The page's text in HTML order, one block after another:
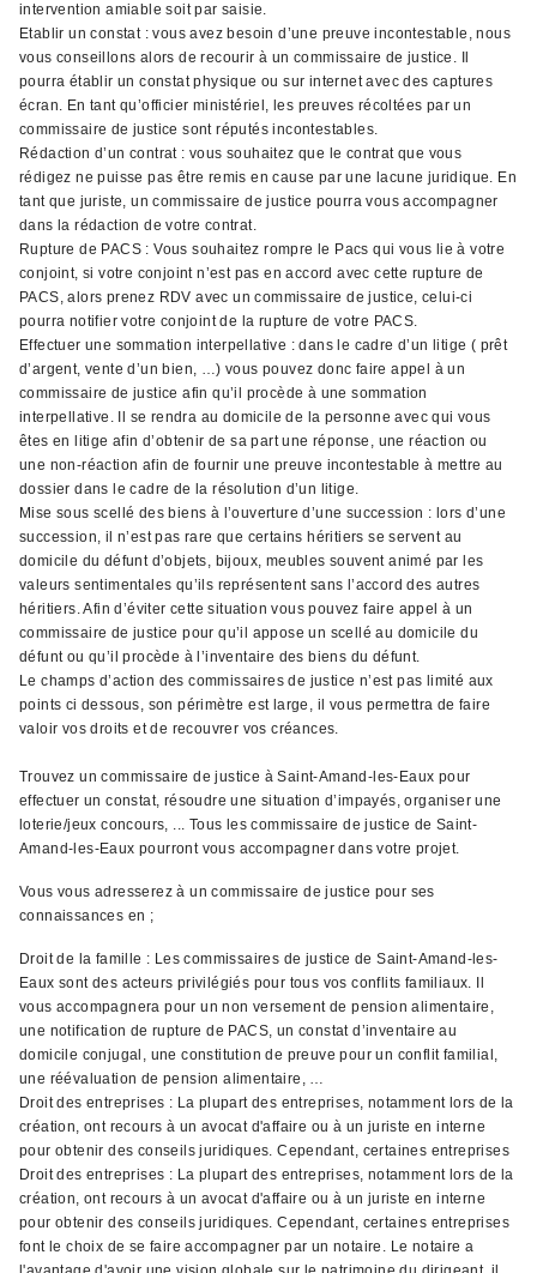
intervention amiable soit par saisie.
Etablir un constat : vous avez besoin d’une preuve incontestable, nous
vous conseillons alors de recourir à un commissaire de justice. Il
pourra établir un constat physique ou sur internet avec des captures
écran. En tant qu’officier ministériel, les preuves récoltées par un
commissaire de justice sont réputés incontestables.
Rédaction d’un contrat : vous souhaitez que le contrat que vous
rédigez ne puisse pas être remis en cause par une lacune juridique. En
tant que juriste, un commissaire de justice pourra vous accompagner
dans la rédaction de votre contrat.
Rupture de PACS : Vous souhaitez rompre le Pacs qui vous lie à votre
conjoint, si votre conjoint n’est pas en accord avec cette rupture de
PACS, alors prenez RDV avec un commissaire de justice, celui-ci
pourra notifier votre conjoint de la rupture de votre PACS.
Effectuer une sommation interpellative : dans le cadre d’un litige ( prêt
d’argent, vente d’un bien, …) vous pouvez donc faire appel à un
commissaire de justice afin qu’il procède à une sommation
interpellative. Il se rendra au domicile de la personne avec qui vous
êtes en litige afin d’obtenir de sa part une réponse, une réaction ou
une non-réaction afin de fournir une preuve incontestable à mettre au
dossier dans le cadre de la résolution d’un litige.
Mise sous scellé des biens à l’ouverture d’une succession : lors d’une
succession, il n’est pas rare que certains héritiers se servent au
domicile du défunt d’objets, bijoux, meubles souvent animé par les
valeurs sentimentales qu’ils représentent sans l’accord des autres
héritiers. Afin d’éviter cette situation vous pouvez faire appel à un
commissaire de justice pour qu’il appose un scellé au domicile du
défunt ou qu’il procède à l’inventaire des biens du défunt.
Le champs d’action des commissaires de justice n’est pas limité aux
points ci dessous, son périmètre est large, il vous permettra de faire
valoir vos droits et de recouvrer vos créances.
Trouvez un commissaire de justice à Saint-Amand-les-Eaux pour
effectuer un constat, résoudre une situation d’impayés, organiser une
loterie/jeux concours, ... Tous les commissaire de justice de Saint-
Amand-les-Eaux pourront vous accompagner dans votre projet.
Vous vous adresserez à un commissaire de justice pour ses
connaissances en ;
Droit de la famille : Les commissaires de justice de Saint-Amand-les-
Eaux sont des acteurs privilégiés pour tous vos conflits familiaux. Il
vous accompagnera pour un non versement de pension alimentaire,
une notification de rupture de PACS, un constat d’inventaire au
domicile conjugal, une constitution de preuve pour un conflit familial,
une réévaluation de pension alimentaire, …
Droit des entreprises : La plupart des entreprises, notamment lors de la
création, ont recours à un avocat d'affaire ou à un juriste en interne
pour obtenir des conseils juridiques. Cependant, certaines entreprises
Droit des entreprises : La plupart des entreprises, notamment lors de la
création, ont recours à un avocat d'affaire ou à un juriste en interne
pour obtenir des conseils juridiques. Cependant, certaines entreprises
font le choix de se faire accompagner par un notaire. Le notaire a